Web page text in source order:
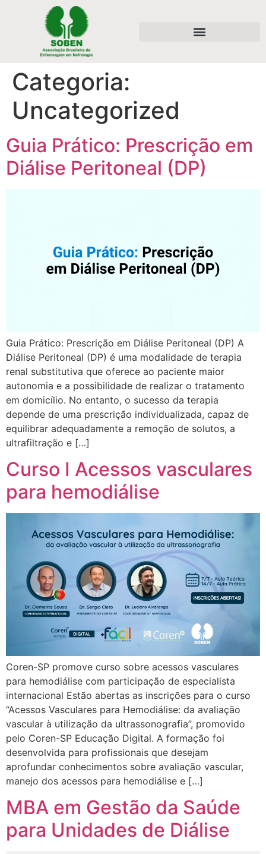
Categoria:
Uncategorized
Guia Prático: Prescrição em
Diálise Peritoneal (DP)
Guia Prático: Prescrição em Diálise Peritoneal (DP) A
Diálise Peritoneal (DP) é uma modalidade de terapia
renal substitutiva que oferece ao paciente maior
autonomia e a possibilidade de realizar o tratamento
em domicílio. No entanto, o sucesso da terapia
depende de uma prescrição individualizada, capaz de
equilibrar adequadamente a remoção de solutos, a
ultrafiltração e […]
Curso I Acessos vasculares
para hemodiálise
Coren-SP promove curso sobre acessos vasculares
para hemodiálise com participação de especialista
internacional Estão abertas as inscrições para o curso
“Acessos Vasculares para Hemodiálise: da avaliação
vascular à utilização da ultrassonografia”, promovido
pelo Coren-SP Educação Digital. A formação foi
desenvolvida para profissionais que desejam
aprofundar conhecimentos sobre avaliação vascular,
manejo dos acessos para hemodiálise e […]
MBA em Gestão da Saúde
para Unidades de Diálise